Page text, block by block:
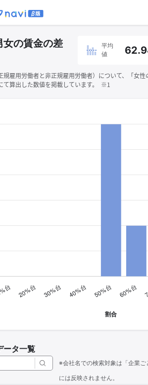
女の賃金の差
平均
値
規雇用労働者と非正規雇用労働者）について、「女
算出した数値を掲載しています。 ※1
ータ一覧
※会社名での検索対象は「企業
には反映されません。